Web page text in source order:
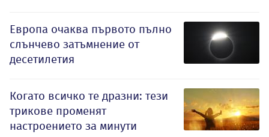
Европа очаква първото пълно
слънчево затъмнение от
десетилетия
Когато всичко те дразни: тези
трикове променят
настроението за минути